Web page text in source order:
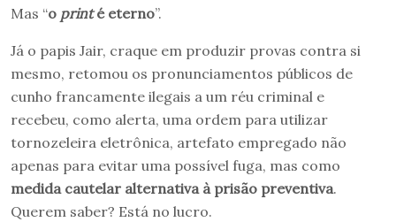
Mas “o printé eterno”.
Já o papis Jair, craque em produzir provas contra si
mesmo, retomou os pronunciamentos públicos de
cunho francamente ilegais a um réu criminal e
recebeu, como alerta, uma ordem para utilizar
tornozeleira eletrônica, artefato empregado não
apenas para evitar uma possível fuga, mas como
medida cautelar alternativa à prisão preventiva.
Querem saber? Está no lucro.